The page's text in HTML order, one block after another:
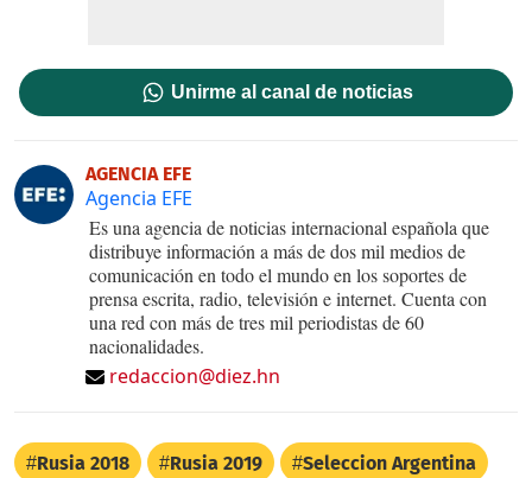
Unirme al canal de noticias
AGENCIA EFE
Agencia EFE
Es una agencia de noticias internacional española que
distribuye información a más de dos mil medios de
comunicación en todo el mundo en los soportes de
prensa escrita, radio, televisión e internet. Cuenta con
una red con más de tres mil periodistas de 60
nacionalidades.
redaccion@diez.hn
Rusia 2018 Rusia 2019 Seleccion Argentina